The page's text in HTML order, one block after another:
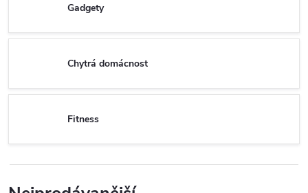
Gadgety
Chytrá domácnost
Fitness